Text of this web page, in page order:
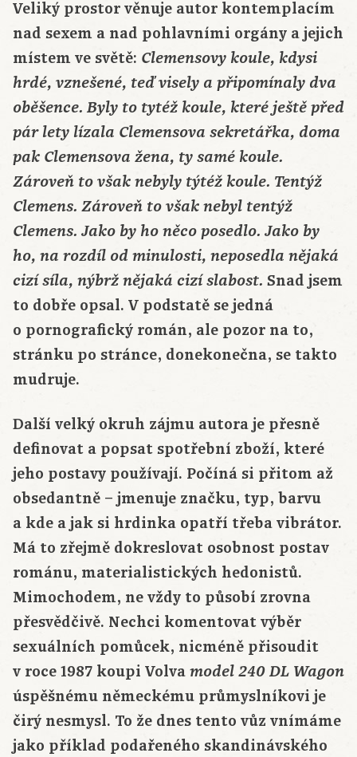
Veliký prostor věnuje autor kontemplacím
nad sexem a nad pohlavními orgány a jejich
místem ve světě: Clemensovy koule, kdysi
hrdé, vznešené, teď visely a připomínaly dva
oběšence. Byly to tytéž koule, které ještě před
pár lety lízala Clemensova sekretářka, doma
pak Clemensova žena, ty samé koule.
Zároveň to však nebyly týtéž koule. Tentýž
Clemens. Zároveň to však nebyl tentýž
Clemens. Jako by ho něco posedlo. Jako by
ho, na rozdíl od minulosti, neposedla nějaká
cizí síla, nýbrž nějaká cizí slabost. Snad jsem
to dobře opsal. V podstatě se jedná
o pornografický román, ale pozor na to,
stránku po stránce, donekonečna, se takto
mudruje.
Další velký okruh zájmu autora je přesně
definovat a popsat spotřební zboží, které
jeho postavy používají. Počíná si přitom až
obsedantně – jmenuje značku, typ, barvu
a kde a jak si hrdinka opatří třeba vibrátor.
Má to zřejmě dokreslovat osobnost postav
románu, materialistických hedonistů.
Mimochodem, ne vždy to působí zrovna
přesvědčivě. Nechci komentovat výběr
sexuálních pomůcek, nicméně přisoudit
v roce 1987 koupi Volva model 240 DL Wagon
úspěšnému německému průmyslníkovi je
čirý nesmysl. To že dnes tento vůz vnímáme
jako příklad podařeného skandinávského